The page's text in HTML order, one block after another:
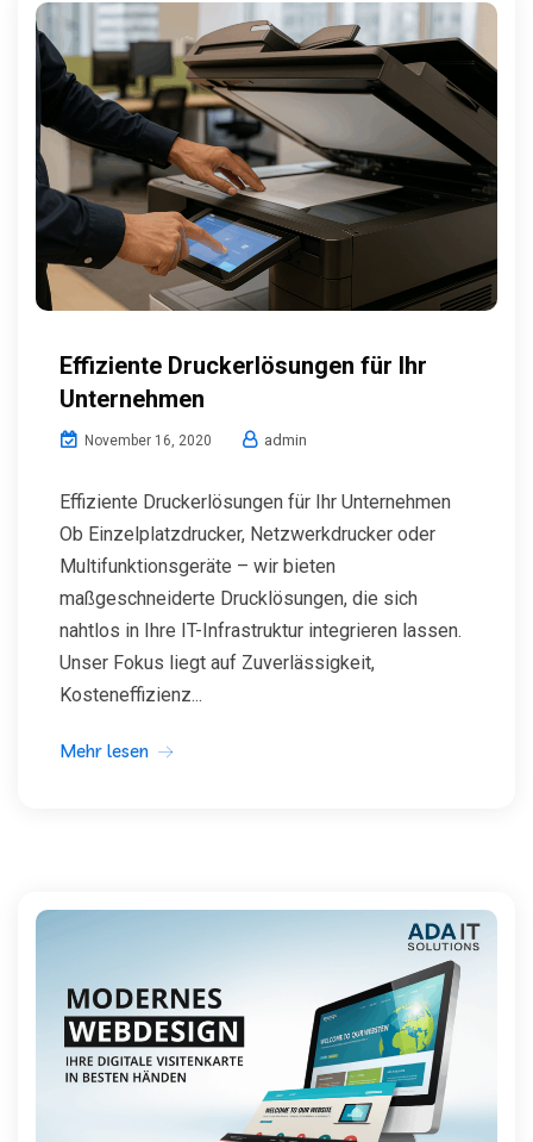
Effiziente Druckerlösungen für Ihr
Unternehmen
November 16, 2020 admin
Effiziente Druckerlösungen für Ihr Unternehmen
Ob Einzelplatzdrucker, Netzwerkdrucker oder
Multifunktionsgeräte – wir bieten
maßgeschneiderte Drucklösungen, die sich
nahtlos in Ihre IT-Infrastruktur integrieren lassen.
Unser Fokus liegt auf Zuverlässigkeit,
Kosteneffizienz...
Mehr lesen